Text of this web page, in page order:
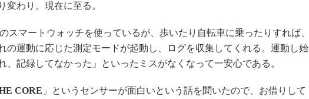
海外生産
グローバル設計・開発
制御セキュリティ
新型コロナへの対応
変わり、現在に至る。
スマートウォッチを使っているが、歩いたり自転車に乗ったりすれば、
の運動に応じた測定モードが起動し、ログを収集してくれる。運動し始
、記録してなかった」といったミスがなくなって一安心である。
CORE 」というセンサーが面白いという話を聞いたので、お借りして